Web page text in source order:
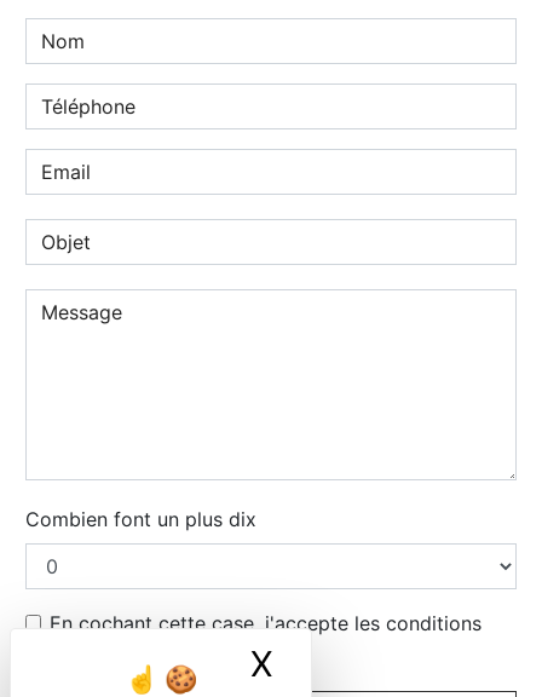
X
Combien font un plus dix
En cochant cette case, j'accepte les conditions
particulières ci-dessous **